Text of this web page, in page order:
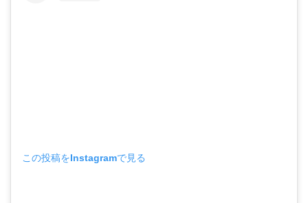
この投稿をInstagramで見る